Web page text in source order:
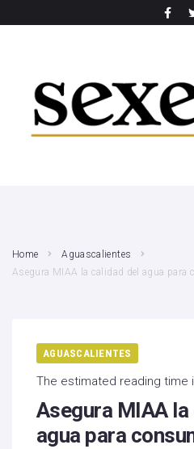
Home
Aguascalientes
Asegura MIAA la calidad del agua para
AGUASCALIENTES
The estimated reading time
Asegura MIAA
agua para
SEARCH THIS WEBSITE